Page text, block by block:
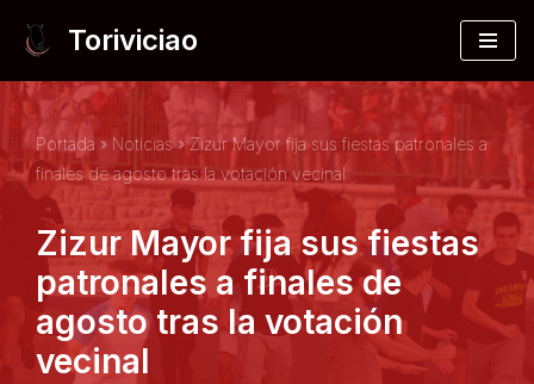
Saltar
al
contenido
Toriviciao
Portada » Noticias»Zizur Mayor fija sus fiestas patronales a
finales de agosto tras la votación vecinal
Zizur Mayor fija sus fiestas
patronales a finales de
agosto tras la votación
vecinal